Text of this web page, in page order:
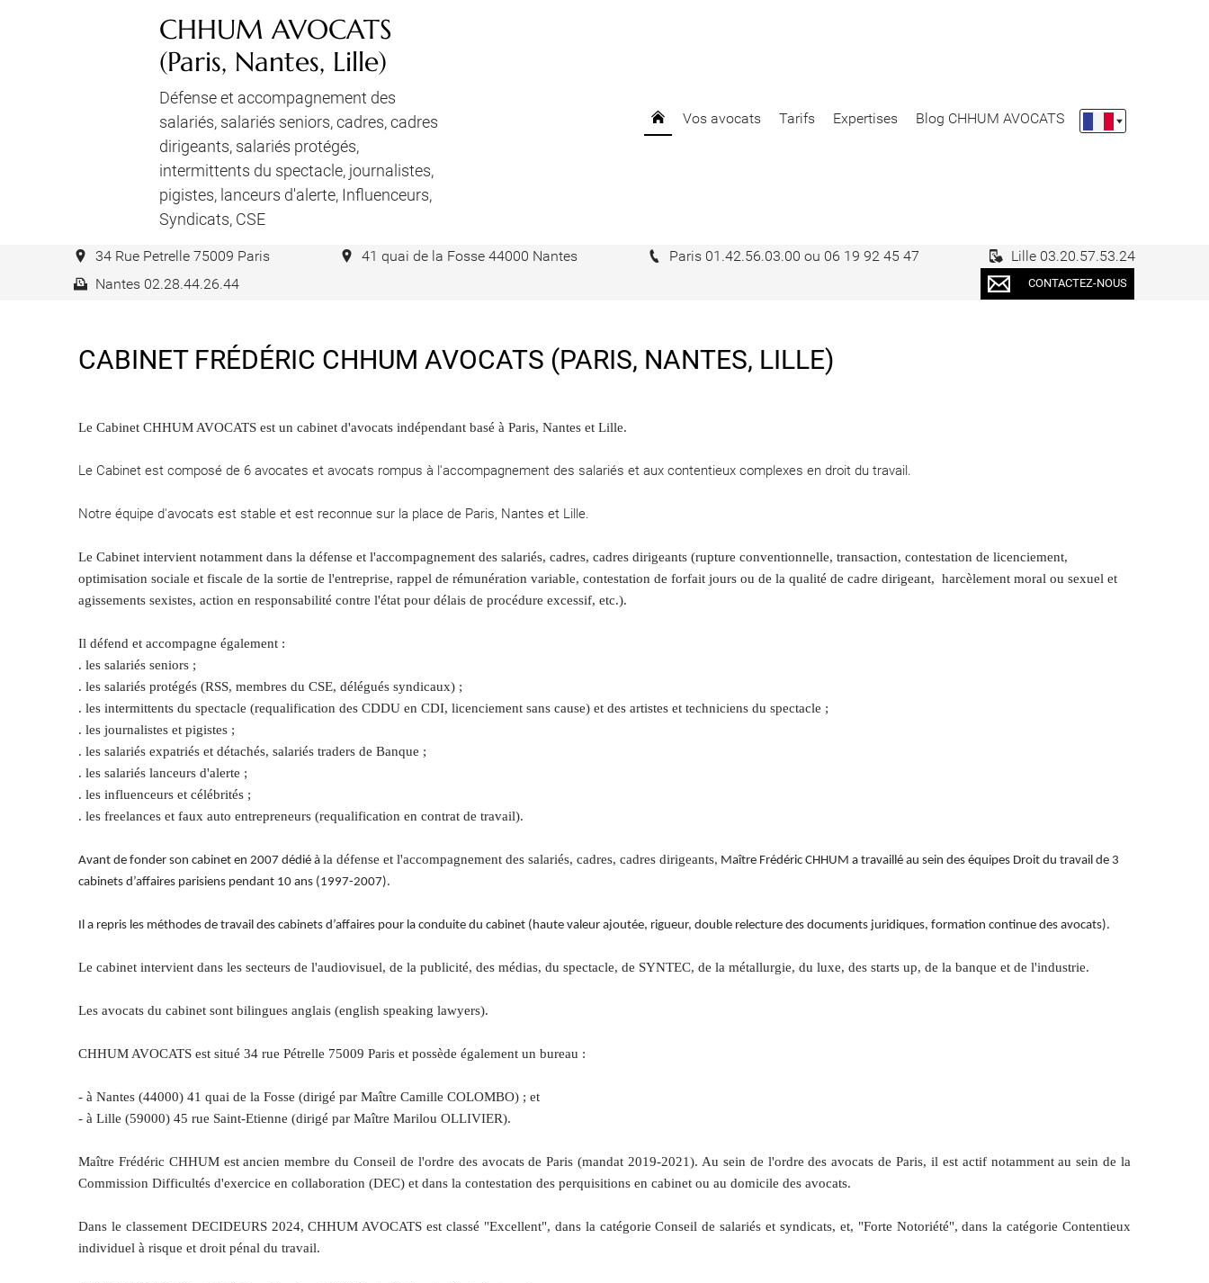
CHHUM AVOCATS
(Paris, Nantes, Lille)
Défense et accompagnement des
salariés, salariés seniors, cadres, cadres
dirigeants, salariés protégés,
intermittents du spectacle, journalistes,
pigistes, lanceurs d'alerte, Influenceurs,
Syndicats, CSE
Vos avocats Tarifs Expertises Blog CHHUM AVOCATS
CHHUM AVOCATS (Paris, Nantes, Lille)
Négociation de départ des salariés, cadres, cadres dirigeants,
mandataires sociaux (optimisation sociale et fiscale)
Accompagnement et défense des salariés, cadres, cadres
journalistes, pigistes, Influenceurs, Célébrités, CSE, syndicats,
expatriés et détachés, portage salarial
34 Rue Petrelle 75009 Paris 41 quai de la Fosse 44000 Nantes Paris 01.42.56.03.00 ou 06 19 92 45 47
Lille 03.20.57.53.24
Nantes 02.28.44.26.44
CONTACTEZ-NOUS
CABINET FRÉDÉRIC CHHUM AVOCATS (PARIS, NANTES, LILLE)
Le Cabinet CHHUM AVOCATS est un cabinet d'avocats indépendant basé à Paris, Nantes et Lille.
Le Cabinet est composé de 6 avocates et avocats rompus à l'accompagnement des salariés et aux contentieux complexes en droit du travail.
Notre équipe d'avocats est stable et est reconnue sur la place de Paris, Nantes et Lille.
Le Cabinet intervient notamment dans la défense et l'accompagnement des salariés, cadres, cadres dirigeants (rupture conventionnelle, transaction, contestation de licenciement,
optimisation sociale et fiscale de la sortie de l'entreprise, rappel de rémunération variable, contestation de forfait jours ou de la qualité de cadre dirigeant, harcèlement moral ou sexuel et
agissements sexistes, action en responsabilité contre l'état pour délais de procédure excessif, etc.).
Il défend et accompagne également :
. les salariés seniors ;
. les salariés protégés (RSS, membres du CSE, délégués syndicaux) ;
. les intermittents du spectacle (requalification des CDDU en CDI, licenciement sans cause) et des artistes et techniciens du spectacle ;
. les journalistes et pigistes ;
. les salariés expatriés et détachés, salariés traders de Banque ;
. les salariés lanceurs d'alerte ;
. les influenceurs et célébrités ;
. les freelances et faux auto entrepreneurs (requalification en contrat de travail).
Avant de fonder son cabinet en 2007 dédié à la défense et l'accompagnement des salariés, cadres, cadres dirigeants, Maître Frédéric CHHUM a travaillé au sein des équipes Droit du travail de 3
cabinets d’affaires parisiens pendant 10 ans (1997-2007).
Il a repris les méthodes de travail des cabinets d’affaires pour la conduite du cabinet (haute valeur ajoutée, rigueur, double relecture des documents juridiques, formation continue des avocats).
Le cabinet intervient dans les secteurs de l'audiovisuel, de la publicité, des médias, du spectacle, de SYNTEC, de la métallurgie, du luxe, des starts up, de la banque et de l'industrie.
Les avocats du cabinet sont bilingues anglais (english speaking lawyers).
CHHUM AVOCATS est situé 34 rue Pétrelle 75009 Paris et possède également un bureau :
- à Nantes (44000) 41 quai de la Fosse (dirigé par Maître Camille COLOMBO) ; et
- à Lille (59000) 45 rue Saint-Etienne (dirigé par Maître Marilou OLLIVIER).
Maître Frédéric CHHUM est ancien membre du Conseil de l'ordre des avocats de Paris (mandat 2019-2021). Au sein de l'ordre des avocats de Paris, il est actif notamment au sein de la
Commission Difficultés d'exercice en collaboration (DEC) et dans la contestation des perquisitions en cabinet ou au domicile des avocats.
Dans le classement DECIDEURS 2024, CHHUM AVOCATS est classé "Excellent", dans la catégorie Conseil de salariés et syndicats, et, "Forte Notoriété", dans la catégorie Contentieux
individuel à risque et droit pénal du travail.